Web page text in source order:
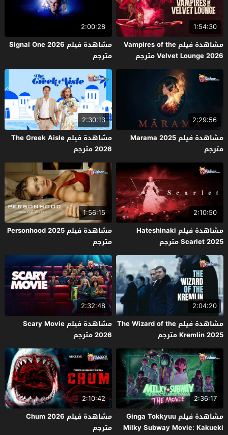
1:54:30
مشاهدة فيلم Vampires of the
Velvet Lounge 2026 مترجم
2:00:28
مشاهدة فيلم Signal One 2026
مترجم
2:29:56
مشاهدة فيلم Marama 2025
مترجم
2:30:13
مشاهدة فيلم The Greek Aisle
2026 مترجم
2:10:50
مشاهدة فيلم Hateshinaki
Scarlet 2025 مترجم
1:56:15
مشاهدة فيلم Personhood 2025
مترجم
2:04:20
مشاهدة فيلم The Wizard of the
Kremlin 2025 مترجم
2:32:48
مشاهدة فيلم Scary Movie
2026 مترجم
2:36:17
مشاهدة فيلم Ginga Tokkyuu
Milky Subway Movie: Kakueki
2:10:42
مشاهدة فيلم Chum 2026
مترجم